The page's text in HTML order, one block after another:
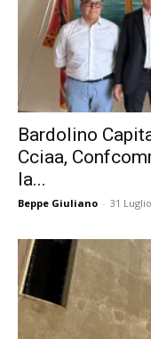
Bardolino
Cciaa,
la...
Beppe Giuliano - 31